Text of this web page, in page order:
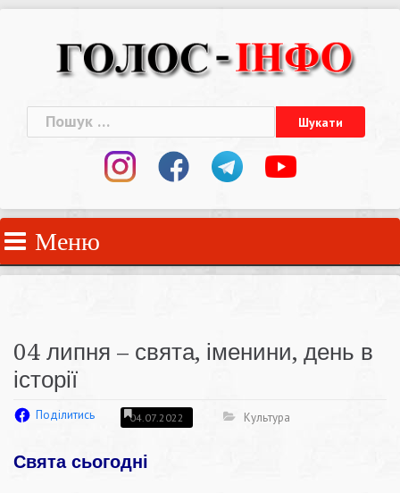
Пошук:
Меню
04 липня – свята, іменини, день в
історії
Поділитись 04.07.2022 Культура
Свята сьогодні